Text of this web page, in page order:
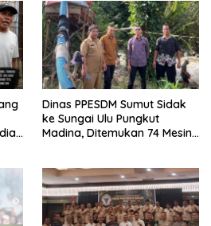
Pendampingan Hukum dan
Ekomoni Semua Anggota
Dinas PPESDM Sumut Sidak
ke Sungai Ulu Pungkut
Madina, Ditemukan 74 Mesin
Rusak